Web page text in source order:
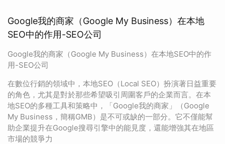
Google我的商家（Google My Business）在本地
SEO中的作用-SEO公司
Google我的商家（Google My Business）在本地SEO中的作
用-SEO公司
在數位行銷的領域中，本地SEO（Local SEO）扮演著日益重要
的角色，尤其是對於那些希望吸引周圍客戶的企業而言。在本
地SEO的多種工具和策略中，「Google我的商家」（Google
My Business，簡稱GMB）是不可或缺的一部分。它不僅能幫
助企業提升在Google搜尋引擎中的能見度，還能增強其在地區
市場的競爭力